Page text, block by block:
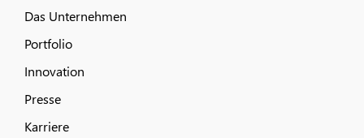
Das Unternehmen
Portfolio
Innovation
Presse
Karriere